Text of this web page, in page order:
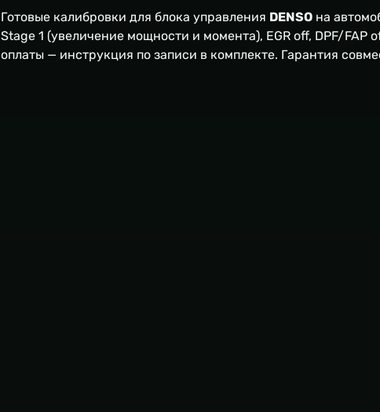
Готовые калибровки для блока управления DENSO на
Stage 1 (увеличение мощности и момента), EGR off, DPF/FAP
оплаты — инструкция по записи в комплекте. Гарантия